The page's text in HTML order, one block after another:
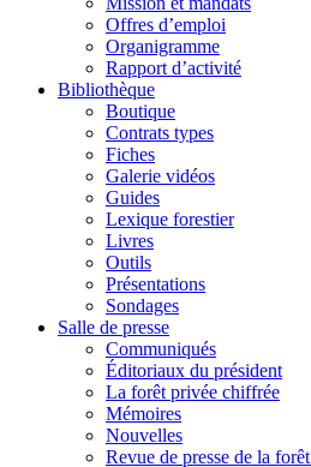
Offres d’emploi
Organigramme
Rapport d’activité
Bibliothèque
Boutique
Contrats types
Fiches
Galerie vidéos
Guides
Lexique forestier
Livres
Outils
Présentations
Sondages
Salle de presse
Communiqués
Éditoriaux du président
La forêt privée chiffrée
Mémoires
Nouvelles
Revue de presse de la